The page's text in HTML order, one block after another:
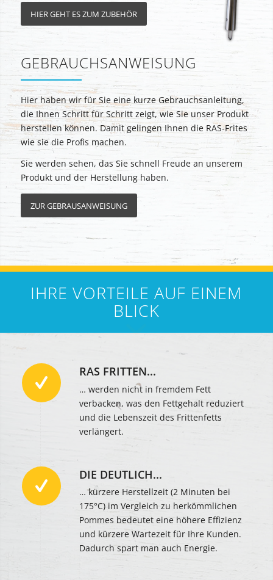
HIER GEHT ES ZUM ZUBEHÖR
GEBRAUCHSANWEISUNG
Hier haben wir für Sie eine kurze Gebrauchsanleitung,
die Ihnen Schritt für Schritt zeigt, wie Sie unser Produkt
herstellen können. Damit gelingen Ihnen die RAS-Frites
wie sie die Profis machen.
Sie werden sehen, das Sie schnell Freude an unserem
Produkt und der Herstellung haben.
ZUR GEBRAUSANWEISUNG
IHRE VORTEILE AUF EINEM
BLICK
RAS FRITTEN...
… werden nicht in fremdem Fett
verbacken, was den Fettgehalt reduziert
und die Lebenszeit des Frittenfetts
verlängert.
DIE DEUTLICH...
… kürzere Herstellzeit (2 Minuten bei
175°C) im Vergleich zu herkömmlichen
Pommes bedeutet eine höhere Effizienz
und kürzere Wartezeit für Ihre Kunden.
Dadurch spart man auch Energie.